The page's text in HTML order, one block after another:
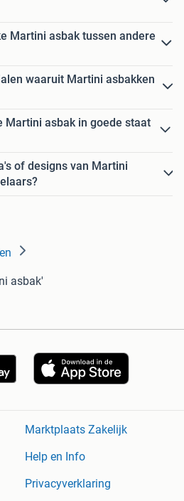
Martini asbak tussen andere
waaruit Martini asbakken
Martini asbak in goede staat
of designs van Martini
asbak'
Marktplaats Zakelijk
Help en Info
Privacyverklaring